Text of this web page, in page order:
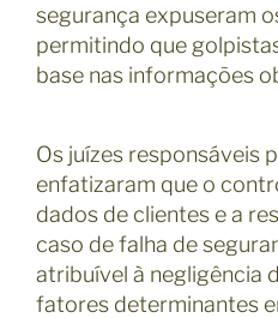
segurança expuseram
permitindo que
base nas informações
Os juízes responsáveis
enfatizaram que o
dados de clientes e a
caso de falha de
atribuível à negligência
fatores determinantes